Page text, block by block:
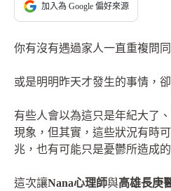
加入為 Google 偏好來源
你有沒有遇過家人一直重複問
或是明明昨天才發生的事情，
有些人會以為這只是年紀大了
現象，但其實，這些狀況有時
兆，也有可能只是憂鬱所造成
這次讓Nana心理師與高雄長庚